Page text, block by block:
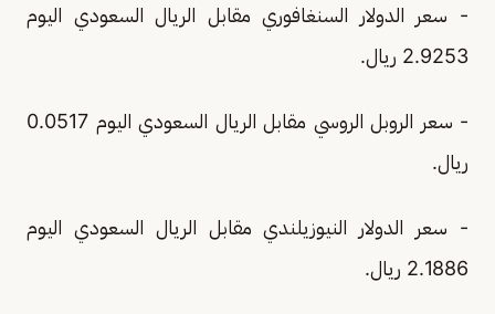
- سعر الدولار السنغافوري مقابل الريال السعودي اليوم
2.9253 ريال.
- سعر الروبل الروسي مقابل الريال السعودي اليوم 0.0517
ريال.
- سعر الدولار النيوزيلندي مقابل الريال السعودي اليوم
2.1886 ريال.